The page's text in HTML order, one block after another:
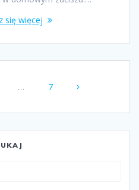
się więcej
… Strona
7